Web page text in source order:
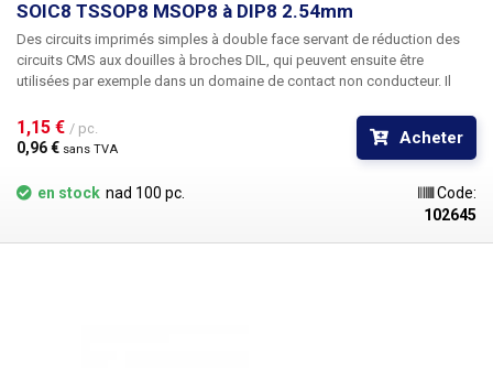
SOIC8 TSSOP8 MSOP8 à DIP8 2.54mm
Des circuits imprimés simples à double face servant de réduction des
circuits CMS aux douilles à broches DIL, qui peuvent ensuite être
utilisées par exemple dans un domaine de contact non conducteur. Il
espacement des broches de 0,65 mm ou 1,27 mm à DIP8 avec un
espacement des broches de 2,54 mm. Le circuit imprimé est double
face, une face pour 0,65 mm et l'autre pour 1,27 mm. Les trous percés
contiennent les vias pour l'autre côté. Dimensions : 12x12mm Masque
1,15 € / pc.
0,96 € sans TVA
Acheter
en stock nad 100 pc.
Code:
102645